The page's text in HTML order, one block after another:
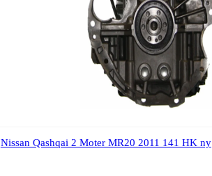
Nissan Qashqai 2 Moter MR20 2011 141 HK ny